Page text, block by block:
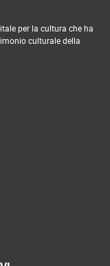
per la cultura che ha
culturale della